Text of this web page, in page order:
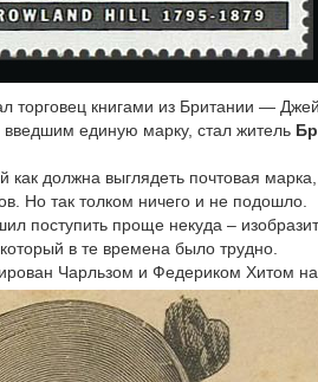
торговец книгами из Британии —
единую марку, стал житель
как должна выглядеть почтовая
Но так толком ничего и не подошло.
поступить проще некуда –
в те времена было трудно.
Чарльзом и Федериком Хитом на